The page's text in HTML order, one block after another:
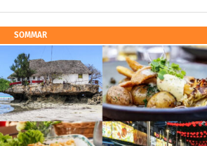
SOMMAR